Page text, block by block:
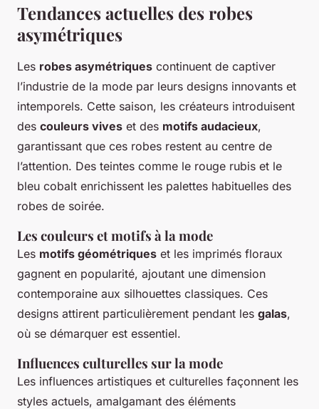
Tendances actuelles des robes
asymétriques
Les robes asymétriques continuent de captiver
l’industrie de la mode par leurs designs innovants et
intemporels. Cette saison, les créateurs introduisent
des couleurs vives et des motifs audacieux,
garantissant que ces robes restent au centre de
l’attention. Des teintes comme le rouge rubis et le
bleu cobalt enrichissent les palettes habituelles des
robes de soirée.
Les couleurs et motifs à la mode
Les motifs géométriques et les imprimés floraux
gagnent en popularité, ajoutant une dimension
contemporaine aux silhouettes classiques. Ces
designs attirent particulièrement pendant les galas,
où se démarquer est essentiel.
Influences culturelles sur la mode
Les influences artistiques et culturelles façonnent les
styles actuels, amalgamant des éléments